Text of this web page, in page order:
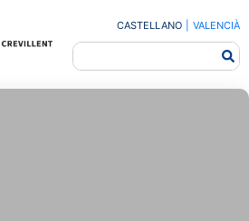
CASTELLANO VALENCIÀ